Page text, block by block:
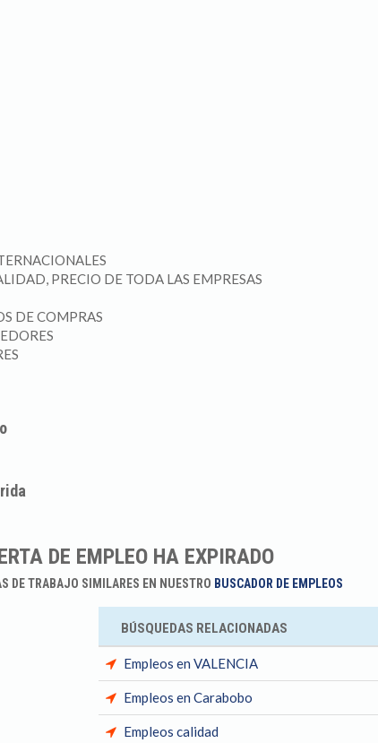
PRECIO DE TODA LAS EMPRESAS
DE COMPRAS
DE EMPLEO HA EXPIRADO
DE TRABAJO SIMILARES EN NUESTRO BUSCADOR DE EMPLEOS
BÚSQUEDAS RELACIONADAS
Empleos en VALENCIA
Empleos en Carabobo
Empleos calidad